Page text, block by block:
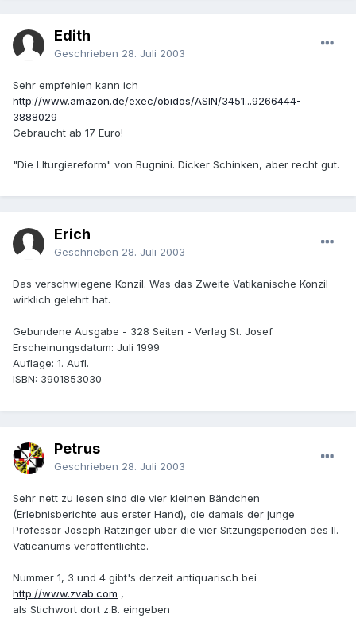
Edith
Geschrieben 28. Juli 2003
Sehr empfehlen kann ich
http://www.amazon.de/exec/obidos/ASIN/3451...9266444-
3888029
Gebraucht ab 17 Euro!
"Die LIturgiereform" von Bugnini. Dicker Schinken, aber recht gut.
Erich
Geschrieben 28. Juli 2003
Das verschwiegene Konzil. Was das Zweite Vatikanische Konzil
wirklich gelehrt hat.
Gebundene Ausgabe - 328 Seiten - Verlag St. Josef
Erscheinungsdatum: Juli 1999
Auflage: 1. Aufl.
ISBN: 3901853030
Petrus
Geschrieben 28. Juli 2003
Sehr nett zu lesen sind die vier kleinen Bändchen
(Erlebnisberichte aus erster Hand), die damals der junge
Professor Joseph Ratzinger über die vier Sitzungsperioden des II.
Vaticanums veröffentlichte.
Nummer 1, 3 und 4 gibt's derzeit antiquarisch bei
http://www.zvab.com ,
als Stichwort dort z.B. eingeben